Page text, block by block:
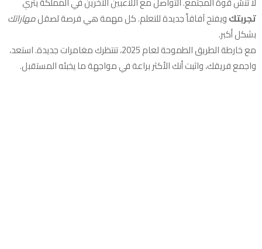
تجربتكويفتح آفاقاً جديدة للتعلم. كل مهمة هي فرصة لصقلمهاراتك
بشكل أكبر.
مع خارطة الطريق الطموحة لعام 2025، تنتظرك مغامرات جديدة. استعد،
واجمع فريقك، واثبت أنك الأكثر براعة في مواجهة ما يخبئه المستقبل.